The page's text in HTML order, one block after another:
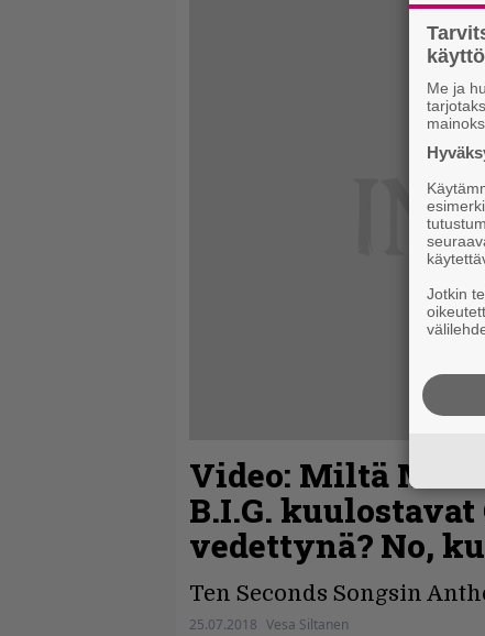
Video: Miltä
B.I.G.
vedettynä? No,
Ten Seconds Songsin
25.07.2018 Vesa Siltanen
Me ja
Jotkin